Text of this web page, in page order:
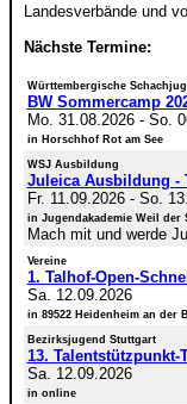
Landesverbände und
Nächste Termine:
Württembergische
BW Sommercamp
Mo. 31.08.2026- So.
in Horschhof Rot am See
WSJ Ausbildung
Juleica Ausbildung -
Fr. 11.09.2026- So.
in Jugendakademie Weil der
Mach mit und werde
Vereine
1. Talhof-Open-
Sa. 12.09.2026
in 89522 Heidenheim an der
Bezirksjugend Stuttgart
13. Talentstützpunkt-
Sa. 12.09.2026
in online